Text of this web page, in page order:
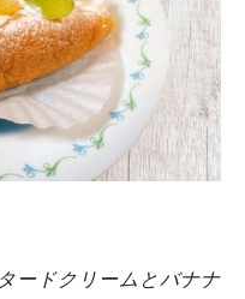
ードクリームとバナナ